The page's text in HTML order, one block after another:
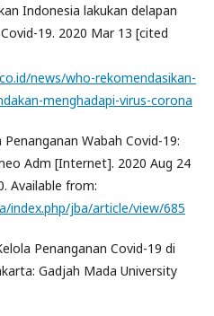
Indonesia lakukan delapan
19. 2020 Mar 13 [cited
news/who-rekomendasikan-
menghadapi-virus-corona
Wabah Covid-19:
Adm [Internet]. 2020 Aug 24
Available from:
index.php/jba/article/view/685
Penanganan Covid-19 di
Gadjah Mada University